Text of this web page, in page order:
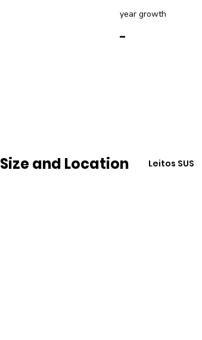
year growth
-
Size and Location Leitos SUS